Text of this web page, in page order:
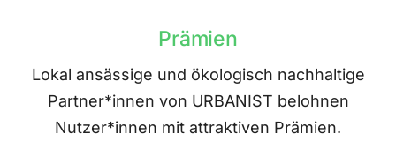
Prämien
Lokal ansässige und ökologisch nachhaltige
Partner*innen von URBANIST belohnen
Nutzer*innen mit attraktiven Prämien.